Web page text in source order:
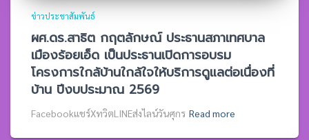
ข่าวประชาสัมพันธ์
ผศ.ดร.สาธิต กฤตลักษณ์ ประธานสภาเทศบาล
เมืองร้อยเอ็ด เป็นประธานเปิดการอบรม
โครงการใกล้บ้านใกล้ใจให้บริการดูแลต่อเนื่องที่
บ้าน ปีงบประมาณ 2569
Facebookแชร์XทวิตLINEส่งไลน์วันศุกร Read more